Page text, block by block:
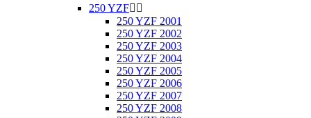
250 YZF 
250 YZF 2001
250 YZF 2002
250 YZF 2003
250 YZF 2004
250 YZF 2005
250 YZF 2006
250 YZF 2007
250 YZF 2008